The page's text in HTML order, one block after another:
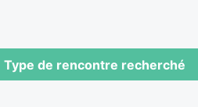
Type de rencontre recherché